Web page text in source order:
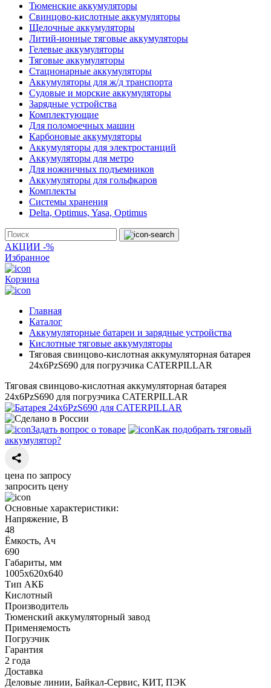
Тюменские аккумуляторы
Свинцово-кислотные аккумуляторы
Щелочные аккумуляторы
Литий-ионные тяговые аккумуляторы
Гелевые аккумуляторы
Тяговые аккумуляторы
Стационарные аккумуляторы
Аккумуляторы для ж/д транспорта
Судовые и морские аккумуляторы
Зарядные устройства
Комплектующие
Для поломоечных машин
Карбоновые аккумуляторы
Аккумуляторы для электростанций
Аккумуляторы для метро
Для ножничных подъемников
Аккумуляторы для гольфкаров
Комплекты
Системы хранения
Delta, Optimus, Yasa, Optimus
АКЦИИ -%
Избранное
Корзина
Главная
Каталог
Аккумуляторные батареи и зарядные устройства
Кислотные тяговые аккумуляторы
Тяговая свинцово-кислотная аккумуляторная батарея
24х6PzS690 для погрузчика CATERPILLAR
Тяговая свинцово-кислотная аккумуляторная батарея
24х6PzS690 для погрузчика CATERPILLAR
Задать вопрос о товаре
Как подобрать тяговый
аккумулятор?
цена по запросу
запросить цену
Основные характеристики:
Напряжение, В
48
Ёмкость, Ач
690
Габариты, мм
1005х620х640
Тип АКБ
Кислотный
Производитель
Тюменский аккумуляторный завод
Применяемость
Погрузчик
Гарантия
2 года
Доставка
Деловые линии, Байкал-Сервис, КИТ, ПЭК